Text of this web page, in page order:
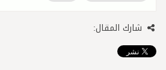
شارك المقال: